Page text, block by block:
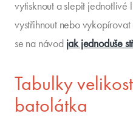
vytisknout a slepit jednotlivé
vystřihnout nebo
se na návod jak jednoduše
Tabulky
batolátka